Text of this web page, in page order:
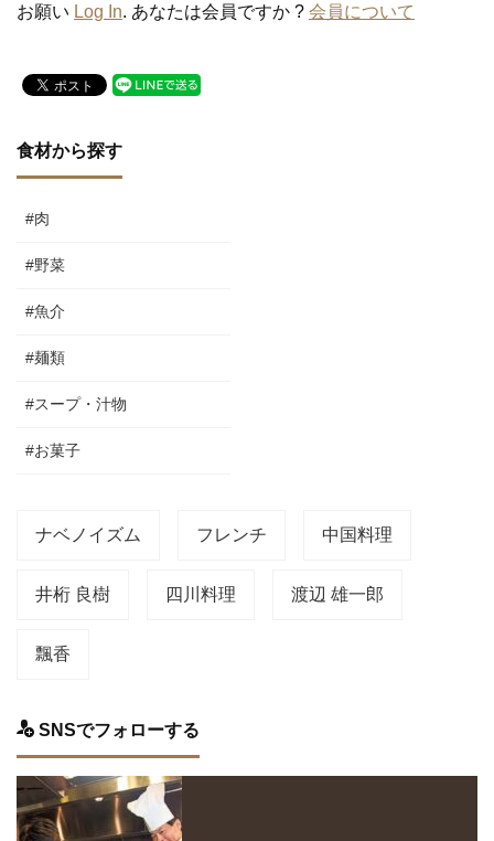
お願い Log In. あなたは会員ですか ? 会員について
食材から探す
#肉
#野菜
#魚介
#麺類
#スープ・汁物
#お菓子
ナベノイズム フレンチ 中国料理
井桁 良樹 四川料理 渡辺 雄一郎
飄香
SNSでフォローする